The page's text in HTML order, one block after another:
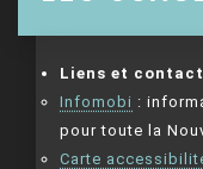
Liens et
Infomobi :
pour toute la
Carte